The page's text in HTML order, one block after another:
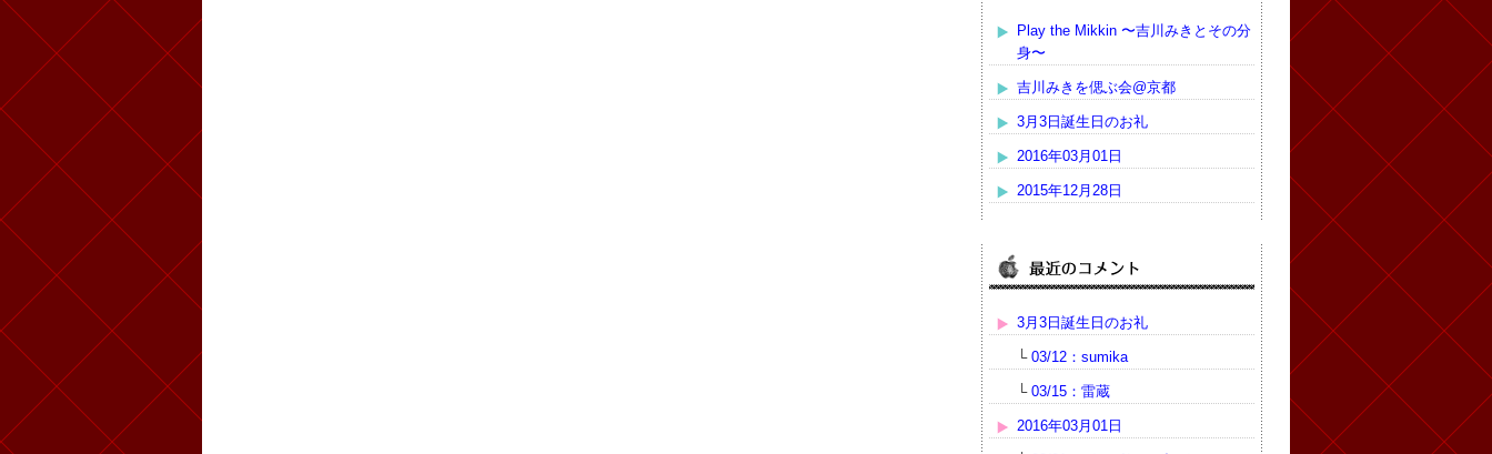
Play the Mikkin 〜吉川みきとその分
身〜
吉川みきを偲ぶ会@京都
3月3日誕生日のお礼
2016年03月01日
2015年12月28日
3月3日誕生日のお礼
└ 03/12：sumika
└ 03/15：雷蔵
2016年03月01日